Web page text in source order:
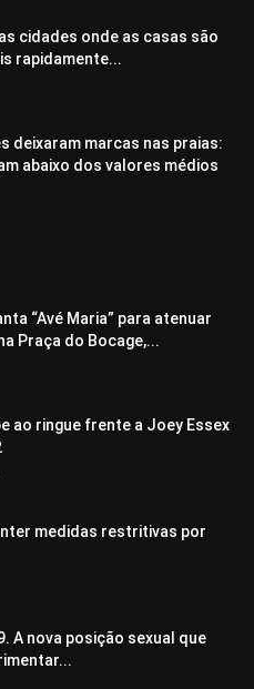
cidades onde as casas são
rapidamente...
deixaram marcas nas praias:
abaixo dos valores médios
“Avé Maria” para atenuar
Praça do Bocage,...
ao ringue frente a Joey Essex
medidas restritivas por
A nova posição sexual que